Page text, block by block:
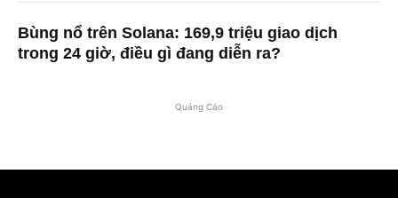
Bùng nổ trên Solana: 169,9 triệu giao dịch
trong 24 giờ, điều gì đang diễn ra?
Quảng Cáo